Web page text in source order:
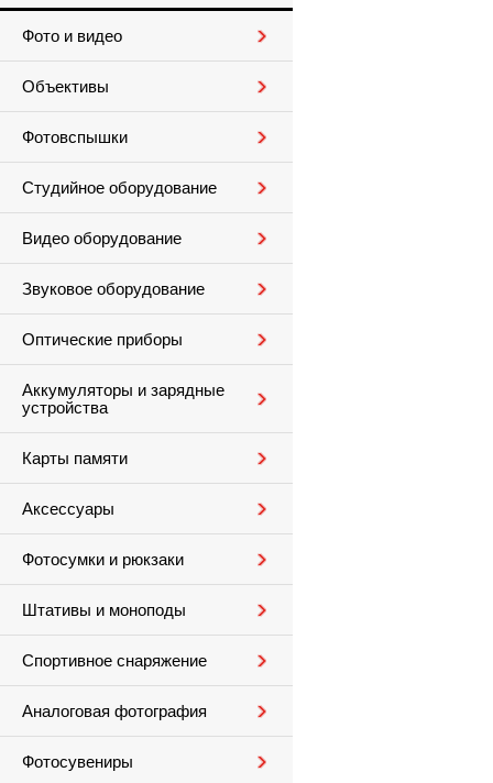
Фото и видео
Объективы
Фотовспышки
Студийное оборудование
Видео оборудование
Звуковое оборудование
Оптические приборы
Аккумуляторы и зарядные
устройства
Карты памяти
Аксессуары
Фотосумки и рюкзаки
Штативы и моноподы
Спортивное снаряжение
Аналоговая фотография
Фотосувениры